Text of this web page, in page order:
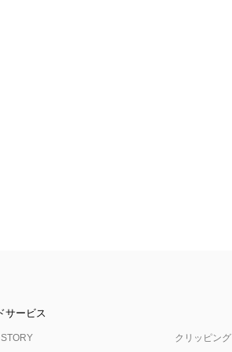
サービス
クリッピング